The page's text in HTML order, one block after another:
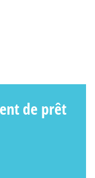
de prêt